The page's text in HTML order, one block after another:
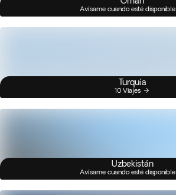
Avísame cuando esté disponible
Turquía
10 Viajes
Uzbekistán
Avísame cuando esté disponible